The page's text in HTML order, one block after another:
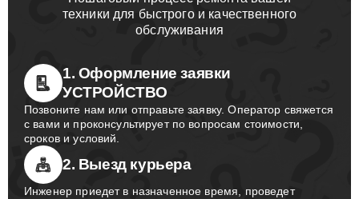
техники для быстрого и качественного
обслуживания
1. Оформление заявки
УСТРОЙСТВО
Позвоните нам или отправьте заявку. Оператор свяжется
с вами и проконсультирует по вопросам стоимости,
сроков и условий.
2. Выезд курьера
Инженер приедет в назначенное время, проведет